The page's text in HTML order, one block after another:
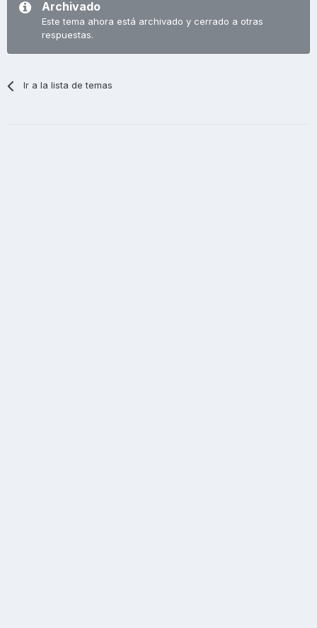
Archivado
Este tema ahora está archivado y cerrado a otras
respuestas.
Ir a la lista de temas